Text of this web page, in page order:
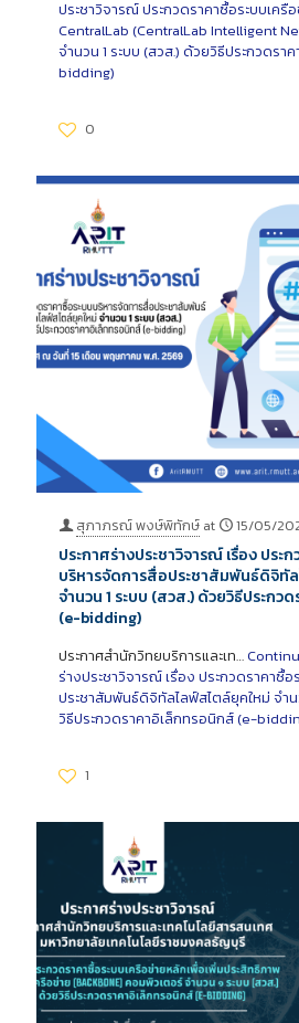
ประชาวิจารณ์ ประกวดราคาซื้อระบบเครื
CentralLab (CentralLab Intelligent
จำนวน 1 ระบบ (สวส.) ด้วยวิธีประกวดรา
bidding)
0
สุภาภรณ์ พงษ์พิทักษ์ at 15/05/
ประกาศร่างประชาวิจารณ์ เรื่อง ประ
บริหารจัดการสื่อประชาสัมพันธ์ดิจิทั
จำนวน 1 ระบบ (สวส.) ด้วยวิธีประกว
(e-bidding)
ประกาศสำนักวิทยบริการและเท…
ร่างประชาวิจารณ์ เรื่อง ประกวดราคาซื้
ประชาสัมพันธ์ดิจิทัลไลฟ์สไตล์ยุคใหม่ จำน
วิธีประกวดราคาอิเล็กทรอนิกส์ (e-
1